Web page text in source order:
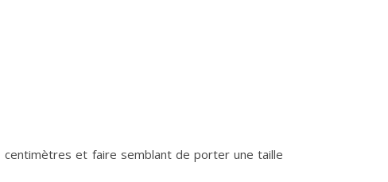
centimètres et faire semblant de porter une taille